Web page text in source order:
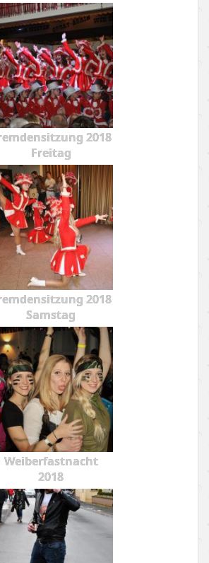
2018
Freitag
2018
Samstag
Weiberfastnacht
2018